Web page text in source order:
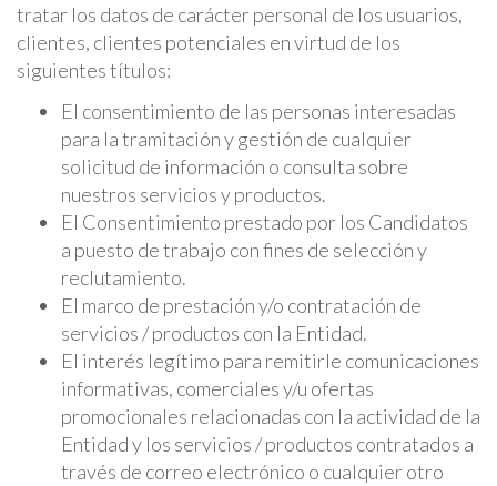
tratar los datos de carácter personal de los usuarios,
clientes, clientes potenciales en virtud de los
siguientes títulos:
El consentimiento de las personas interesadas
para la tramitación y gestión de cualquier
solicitud de información o consulta sobre
nuestros servicios y productos.
El Consentimiento prestado por los Candidatos
a puesto de trabajo con fines de selección y
reclutamiento.
El marco de prestación y/o contratación de
servicios / productos con la Entidad.
El interés legítimo para remitirle comunicaciones
informativas, comerciales y/u ofertas
promocionales relacionadas con la actividad de la
Entidad y los servicios / productos contratados a
través de correo electrónico o cualquier otro